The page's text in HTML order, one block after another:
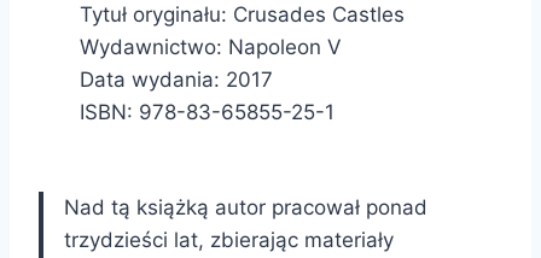
Tytuł oryginału: Crusades Castles
Wydawnictwo: Napoleon V
Data wydania: 2017
ISBN: 978-83-65855-25-1
Nad tą książką autor pracował ponad
trzydzieści lat, zbierając materiały